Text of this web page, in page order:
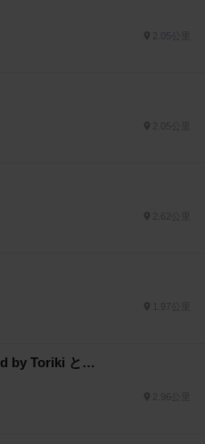
2.05公里
2.05公里
台北鳥喜 produced by Toriki とり喜